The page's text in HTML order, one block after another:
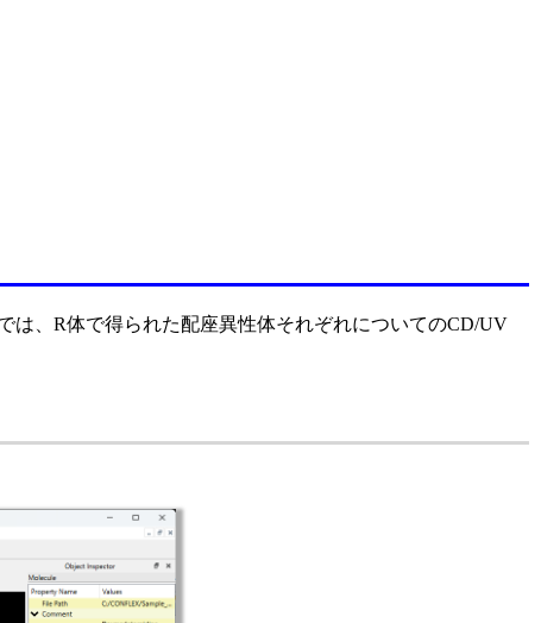
は、R体で得られた配座異性体それぞれについてのCD/UV